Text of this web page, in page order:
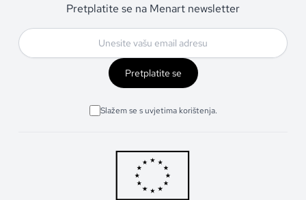
Pretplatite se na Menart newsletter
Pretplatite se
Slažem se s uvjetima korištenja.